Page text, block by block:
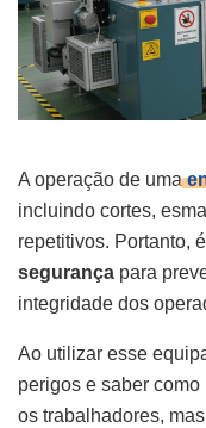
A operação de uma
incluindo cortes,
repetitivos. Portanto,
segurança para
integridade dos
Ao utilizar esse
perigos e saber
os trabalhadores,